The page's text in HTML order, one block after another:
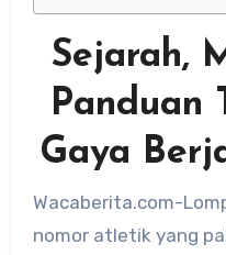
Sejarah,
Panduan
Gaya
Wacaberita.com-Lompat jauh adalah salah satu
nomor atletik yang